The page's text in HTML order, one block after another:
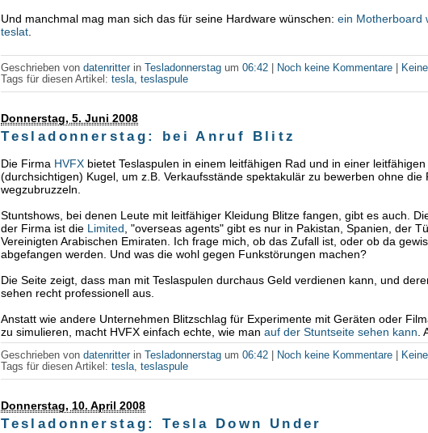
Und manchmal mag man sich das für seine Hardware wünschen:ein Motherboard
teslat
Geschrieben vondatenritterin Tesladonnerstag um06:42 Noch keine Kommentare
Tags für diesen Artikel:tesla,teslaspule
Donnerstag, 5. Juni 2008
Tesladonnerstag: bei Anruf Blitz
Die Firma HVFX bietet Teslaspulen in einem leitfähigen Rad und in einer leitfähigen
(durchsichtigen) Kugel, um z.B. Verkaufsstände spektakulär zu bewerben ohne die
wegzubruzzeln.
Stuntshows, bei denen Leute mit leitfähiger Kleidung Blitze fangen, gibt es auch.
der Firma ist die Limited , "overseas agents" gibt es nur in Pakistan, Spanien, der
Vereinigten Arabischen Emiraten. Ich frage mich, ob das Zufall ist, oder ob da
abgefangen werden. Und was die wohl gegen Funkstörungen machen?
Die Seite zeigt, dass man mit Teslaspulen durchaus Geld verdienen kann, und
sehen recht professionell aus.
Anstatt wie andere Unternehmen Blitzschlag für Experimente mit Geräten oder
zu simulieren, macht HVFX einfach echte, wie manauf der Stuntseite sehen kann .
Geschrieben vondatenritterin Tesladonnerstag um06:42 Noch keine Kommentare
Tags für diesen Artikel:tesla,teslaspule
Donnerstag, 10. April 2008
Tesladonnerstag: Tesla Down Under